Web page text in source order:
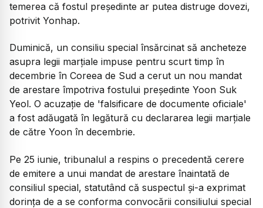
temerea că fostul președinte ar putea distruge dovezi,
potrivit Yonhap.
Duminică, un consiliu special însărcinat să ancheteze
asupra legii marțiale impuse pentru scurt timp în
decembrie în Coreea de Sud a cerut un nou mandat
de arestare împotriva fostului președinte Yoon Suk
Yeol. O acuzație de 'falsificare de documente oficiale'
a fost adăugată în legătură cu declararea legii marțiale
de către Yoon în decembrie.
Pe 25 iunie, tribunalul a respins o precedentă cerere
de emitere a unui mandat de arestare înaintată de
consiliul special, statutând că suspectul și-a exprimat
dorința de a se conforma convocării consiliului special